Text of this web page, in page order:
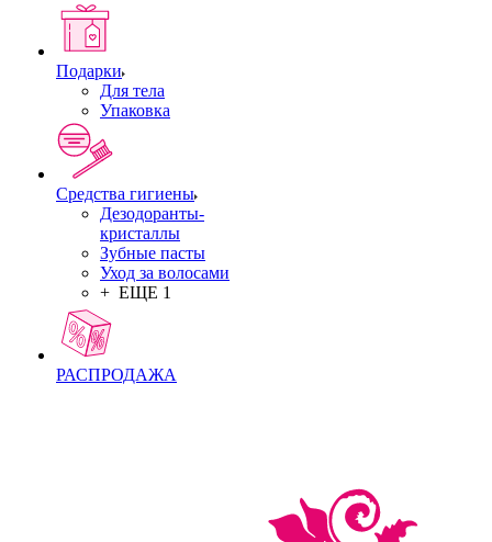
Подарки
Для тела
Упаковка
Средства гигиены
Дезодоранты-
кристаллы
Зубные пасты
Уход за волосами
+ ЕЩЕ 1
РАСПРОДАЖА